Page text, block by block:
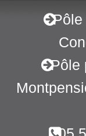
Pôle
Pôle